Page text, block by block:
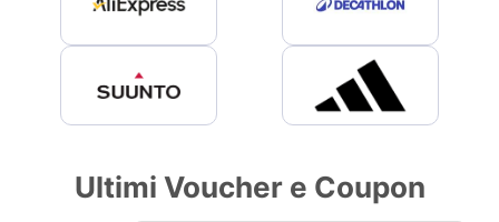
Ultimi Voucher e Coupon